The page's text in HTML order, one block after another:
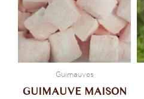
Guimauves
GUIMAUVE MAISON
3,90
à
Les